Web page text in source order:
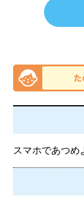
スマホであつめ